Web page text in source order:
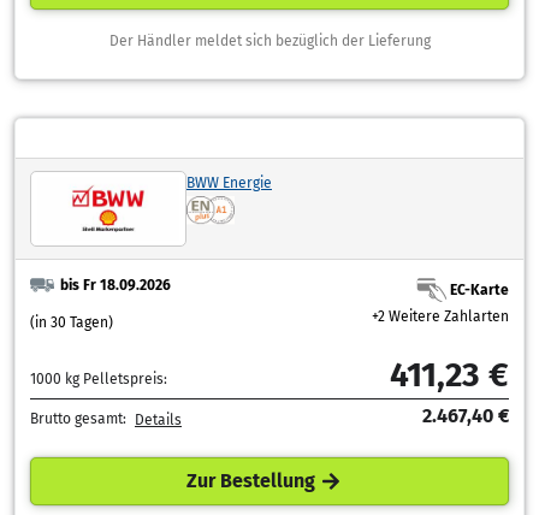
Der Händler meldet sich bezüglich der Lieferung
BWW Energie
bis Fr 18.09.2026
(in 30 Tagen)
EC-Karte
+2 Weitere Zahlarten
1000 kg Pelletspreis: 411,23 €
Brutto gesamt: Details 2.467,40 €
Zur Bestellung